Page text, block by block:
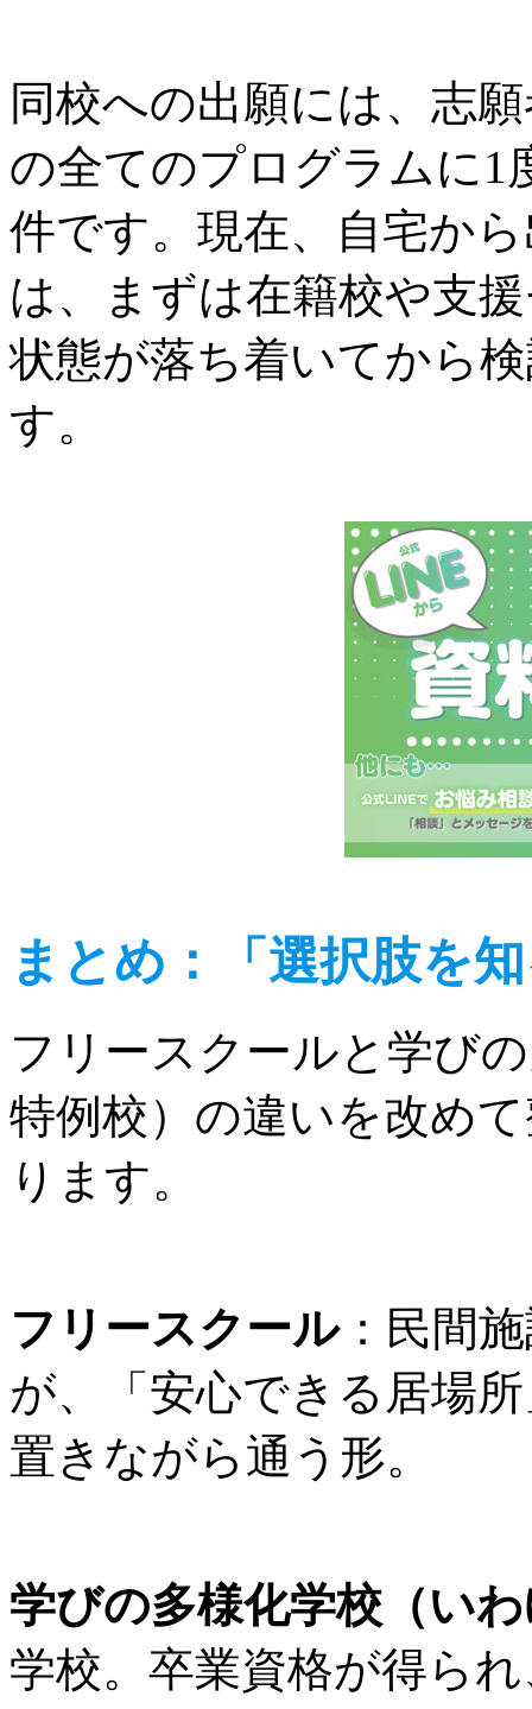
同校への出願には、志
の全てのプログラムに1
件です。現在、自宅か
は、まずは在籍校や支
状態が落ち着いてから
す。
まとめ：「選択肢を
フリースクールと学び
特例校）の違いを改め
ります。
フリースクール：民間
が、「安心できる居場
置きながら通う形。
学びの多様化学校（い
学校。卒業資格が得ら